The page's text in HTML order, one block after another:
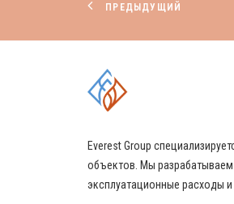
ПРЕДЫДУЩИЙ
Everest Group
объектов. Мы
эксплуатационные расходы